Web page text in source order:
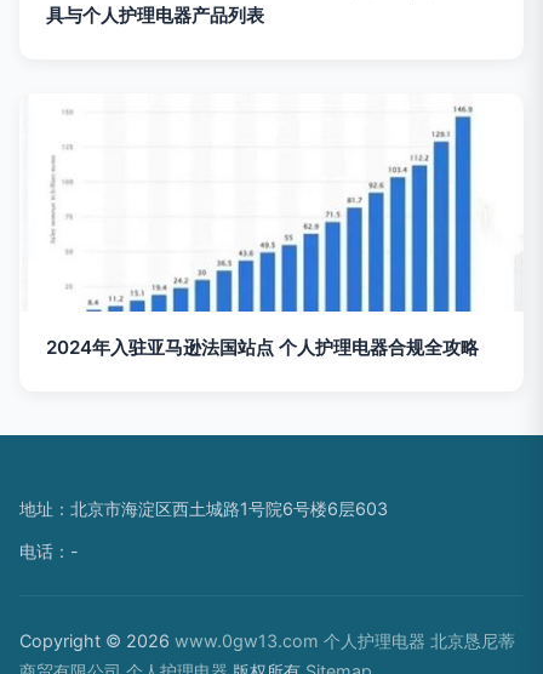
具与个人护理电器产品列表
2024年入驻亚马逊法国站点 个人护理电器合规全攻略
地址：北京市海淀区西土城路1号院6号楼6层603
电话：-
Copyright © 2026 www.0gw13.com 个人护理电器 北京恳尼蒂